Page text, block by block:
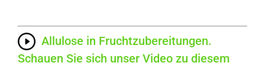
Allulose in Fruchtzubereitungen.
Schauen Sie sich unser Video zu diesem